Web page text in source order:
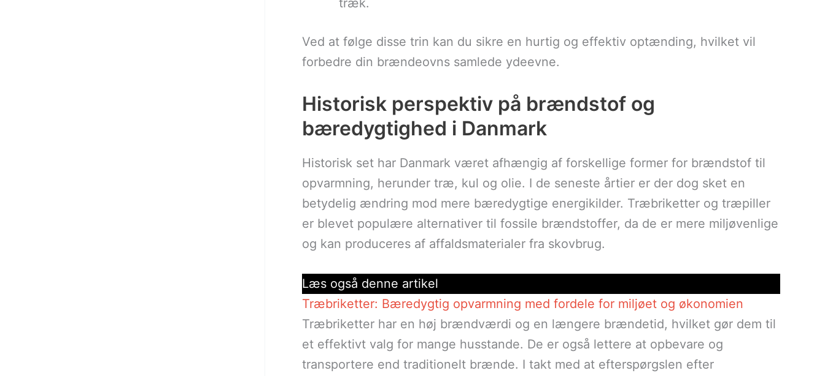
træk.
Ved at følge disse trin kan du sikre en hurtig og effektiv optænding, hvilket vil
forbedre din brændeovns samlede ydeevne.
Historisk perspektiv på brændstof og
bæredygtighed i Danmark
Historisk set har Danmark været afhængig af forskellige former for brændstof til
opvarmning, herunder træ, kul og olie. I de seneste årtier er der dog sket en
betydelig ændring mod mere bæredygtige energikilder. Træbriketter og træpiller
er blevet populære alternativer til fossile brændstoffer, da de er mere miljøvenlige
og kan produceres af affaldsmaterialer fra skovbrug.
Læs også denne artikel
Træbriketter: Bæredygtig opvarmning med fordele for miljøet og økonomien
Træbriketter har en høj brændværdi og en længere brændetid, hvilket gør dem til
et effektivt valg for mange husstande. De er også lettere at opbevare og
transportere end traditionelt brænde. I takt med at efterspørgslen efter